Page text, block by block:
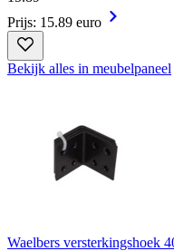
Prijs: 15.89 euro
Bekijk alles in meubelpaneel
Waelbers versterkingshoek